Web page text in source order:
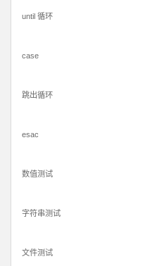
until 循环
case
跳出循环
esac
数值测试
字符串测试
文件测试